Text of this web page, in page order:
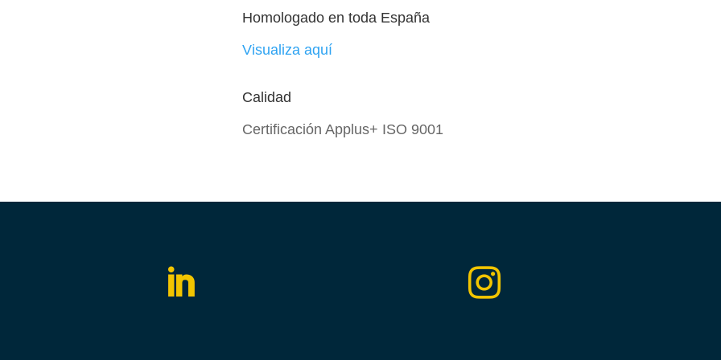
Homologado en toda España
Visualiza aquí
Calidad
Certificación Applus+ ISO 9001
 